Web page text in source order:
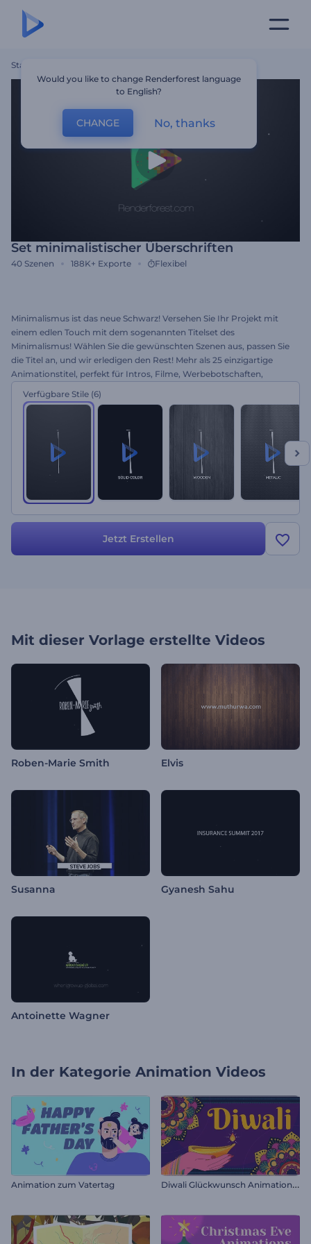
Startseite
Set minimalistischer Überschriften
40 Szenen 188K+ Exporte Flexibel
Minimalismus ist das neue Schwarz! Versehen Sie Ihr Projekt mit
einem edlen Touch mit dem sogenannten Titelset des
Minimalismus! Wählen Sie die gewünschten Szenen aus, passen Sie
die Titel an, und wir erledigen den Rest! Mehr als 25 einzigartige
Animationstitel, perfekt für Intros, Filme, Werbebotschaften,
professionelle Videobotschaften in wenigen Minuten. Probieren Sie
Verfügbare Stile (6)
Jetzt Erstellen
Mit dieser Vorlage erstellte Videos
Roben-Marie Smith Elvis
Susanna Gyanesh Sahu
Antoinette Wagner
In der Kategorie Animation Videos
Animation zum Vatertag D
iwali Glückwunsch Animationen
Would you like to change Renderforest language
to English?
CHANGE No, thanks